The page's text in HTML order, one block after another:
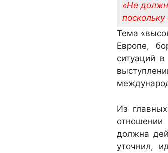
«Не
Тема
Европе,
ситуаций
Из
должна
уточнил,